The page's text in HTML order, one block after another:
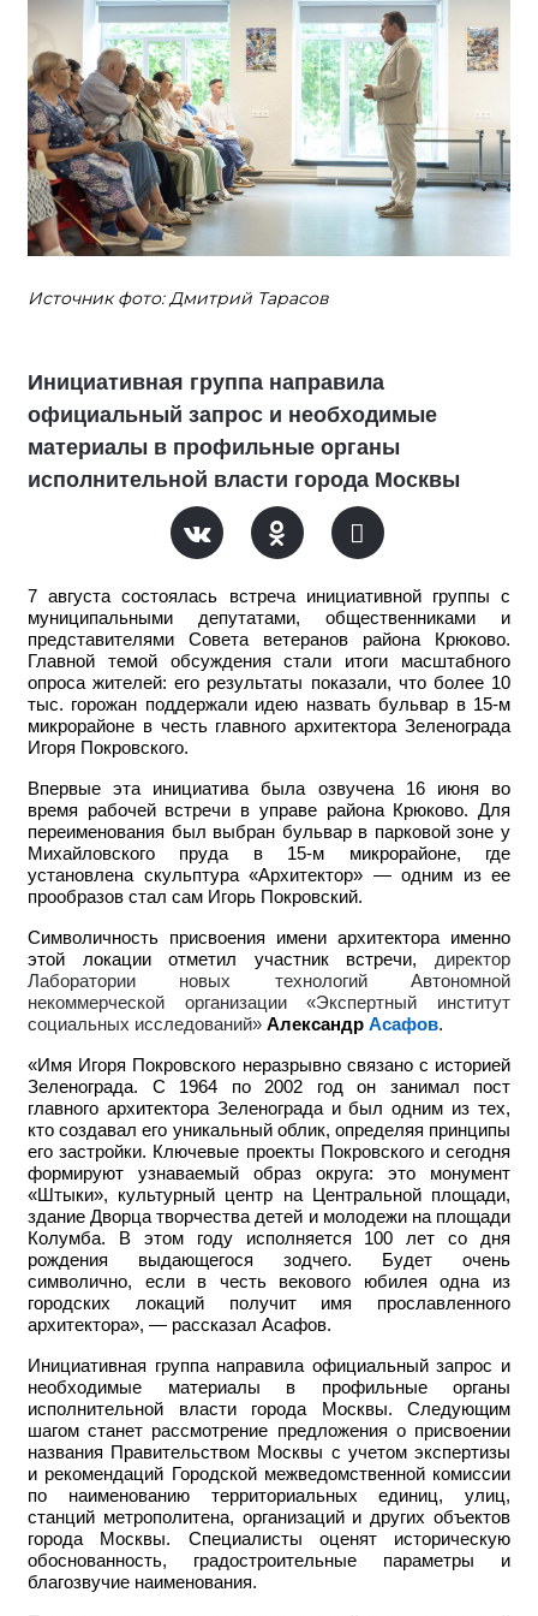
Источник фото: Дмитрий Тарасов
Инициативная группа направила
официальный запрос и необходимые
материалы в профильные органы
исполнительной власти города Москвы
7 августа состоялась встреча инициативной группы с
муниципальными депутатами, общественниками и
представителями Совета ветеранов района Крюково.
Главной темой обсуждения стали итоги масштабного
опроса жителей: его результаты показали, что более 10
тыс. горожан поддержали идею назвать бульвар в 15-м
микрорайоне в честь главного архитектора Зеленограда
Игоря Покровского.
Впервые эта инициатива была озвучена 16 июня во
время рабочей встречи в управе района Крюково. Для
переименования был выбран бульвар в парковой зоне у
Михайловского пруда в 15-м микрорайоне, где
установлена скульптура «Архитектор» — одним из ее
прообразов стал сам Игорь Покровский.
Символичность присвоения имени архитектора именно
этой локации отметил участник встречи, директор
Лаборатории новых технологий Автономной
некоммерческой организации «Экспертный институт
социальных исследований» Александр Асафов.
«Имя Игоря Покровского неразрывно связано с историей
Зеленограда. С 1964 по 2002 год он занимал пост
главного архитектора Зеленограда и был одним из тех,
кто создавал его уникальный облик, определяя принципы
его застройки. Ключевые проекты Покровского и сегодня
формируют узнаваемый образ округа: это монумент
«Штыки», культурный центр на Центральной площади,
здание Дворца творчества детей и молодежи на площади
Колумба. В этом году исполняется 100 лет со дня
рождения выдающегося зодчего. Будет очень
символично, если в честь векового юбилея одна из
городских локаций получит имя прославленного
архитектора», — рассказал Асафов.
Инициативная группа направила официальный запрос и
необходимые материалы в профильные органы
исполнительной власти города Москвы. Следующим
шагом станет рассмотрение предложения о присвоении
названия Правительством Москвы с учетом экспертизы
и рекомендаций Городской межведомственной комиссии
по наименованию территориальных единиц, улиц,
станций метрополитена, организаций и других объектов
города Москвы. Специалисты оценят историческую
обоснованность, градостроительные параметры и
благозвучие наименования.